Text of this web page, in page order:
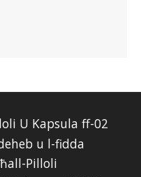
U Kapsula ff-02
u l-fidda
Pilloli